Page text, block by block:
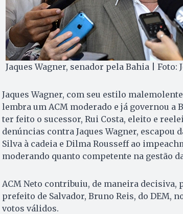
Jaques Wagner, senador pela Bahia | Foto:
Jaques Wagner, com seu estilo
lembra um ACM moderado e já governou a
ter feito o sucessor, Rui Costa, eleito e
denúncias contra Jaques Wagner, escapou
Silva à cadeia e Dilma Rousseff ao
moderando quanto competente na gestão
ACM Neto contribuiu, de maneira decisiva,
prefeito de Salvador, Bruno Reis, do DEM,
votos válidos.